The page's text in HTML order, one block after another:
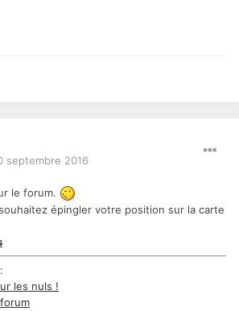
septembre 2016
le forum.
épingler votre position sur la carte
les nuls !